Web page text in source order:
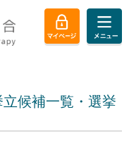
候補一覧・選挙